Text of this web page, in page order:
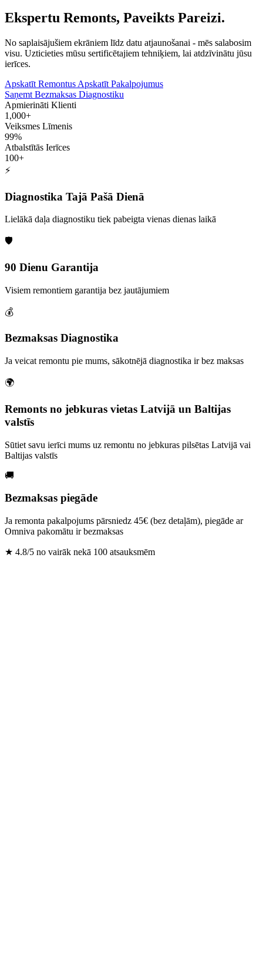
Ekspertu Remonts, Paveikts Pareizi.
No saplaisājušiem ekrāniem līdz datu atjaunošanai - mēs salabosim
visu. Uzticieties mūsu sertificētajiem tehniķiem, lai atdzīvinātu jūsu
ierīces.
Apskatīt Remontus Apskatīt Pakalpojumus
Saņemt Bezmaksas Diagnostiku
Apmierināti Klienti
1,000+
Veiksmes Līmenis
99%
Atbalstītās Ierīces
100+
⚡
Diagnostika Tajā Pašā Dienā
Lielākā daļa diagnostiku tiek pabeigta vienas dienas laikā
🛡️
90 Dienu Garantija
Visiem remontiem garantija bez jautājumiem
💰
Bezmaksas Diagnostika
Ja veicat remontu pie mums, sākotnējā diagnostika ir bez maksas
🌍
Remonts no jebkuras vietas Latvijā un Baltijas
valstīs
Sūtiet savu ierīci mums uz remontu no jebkuras pilsētas Latvijā vai
Baltijas valstīs
🚚
Bezmaksas piegāde
Ja remonta pakalpojums pārsniedz 45€ (bez detaļām), piegāde ar
Omniva pakomātu ir bezmaksas
★ 4.8/5 no vairāk nekā 100 atsauksmēm